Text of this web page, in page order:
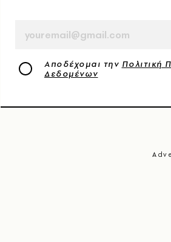
Αποδέχομαι την Πολιτική
Δεδομένων